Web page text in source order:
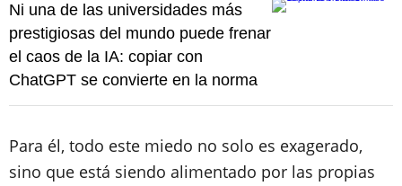
Ni una de las universidades más
prestigiosas del mundo puede frenar
el caos de la IA: copiar con
ChatGPT se convierte en la norma
Para él, todo este miedo no solo es exagerado,
sino que está siendo alimentado por las propias